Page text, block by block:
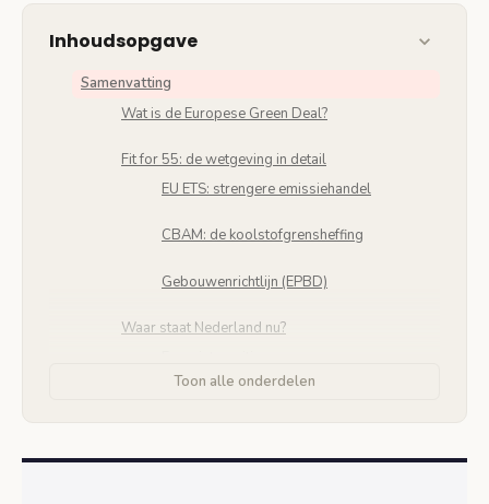
Inhoudsopgave
Samenvatting
Wat is de Europese Green Deal?
Fit for 55: de wetgeving in detail
EU ETS: strengere emissiehandel
CBAM: de koolstofgrensheffing
Gebouwenrichtlijn (EPBD)
Waar staat Nederland nu?
Toon alle onderdelen